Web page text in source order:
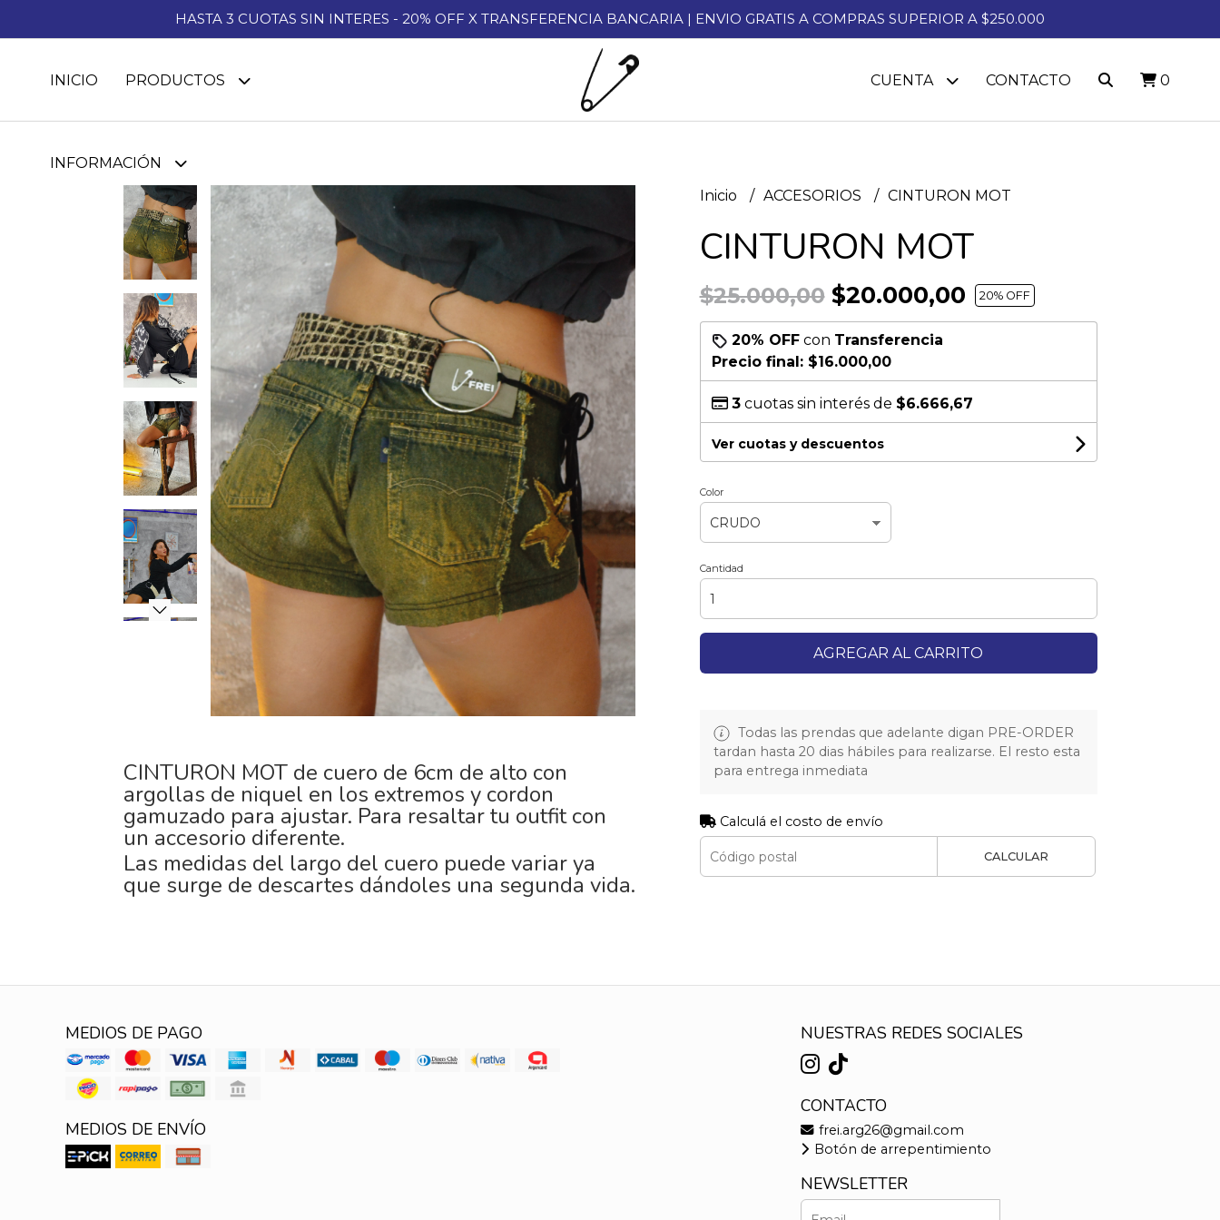
HASTA 3 CUOTAS SIN INTERES - 20% OFF X TRANSFERENCIA BANCARIA | ENVIO GRATIS A COMPRAS SUPERIOR A $250.000
INICIO PRODUCTOS
INFORMACIÓN
CUENTA CONTACTO 0
CINTURON MOT de cuero de 6cm de alto con
argollas de niquel en los extremos y cordon
gamuzado para ajustar. Para resaltar tu outfit con
un accesorio diferente.
Las medidas del largo del cuero puede variar ya
que surge de descartes dándoles una segunda vida.
Inicio ACCESORIOS CINTURON MOT
CINTURON MOT
$25.000,00$20.000,00 20% OFF
20% OFFcon Transferencia
Precio final: $16.000,00
3cuotas sin interés de $6.666,67
Ver cuotas y descuentos
Color
Cantidad
AGREGAR AL CARRITO
Todas las prendas que adelante digan PRE-ORDER
tardan hasta 20 dias hábiles para realizarse. El resto esta
para entrega inmediata
Calculá el costo de envío
CALCULAR
MEDIOS DE PAGO
MEDIOS DE ENVÍO
NUESTRAS REDES SOCIALES
CONTACTO
frei.arg26@gmail.com
Botón de arrepentimiento
NEWSLETTER